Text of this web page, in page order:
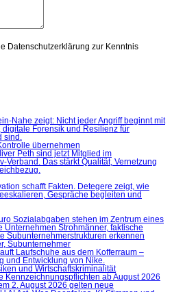
Datenschutzerklärung zur Kenntnis
übernehmen
Subunternehmer
und Wirtschaftskriminalität